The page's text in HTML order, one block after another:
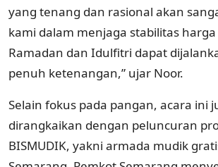
yang tenang dan rasional akan
kami dalam menjaga stabilitas
Ramadan dan Idulfitri dapat
penuh ketenangan,” ujar Noor.
Selain fokus pada pangan, acara ini
dirangkaikan dengan peluncuran
BISMUDIK, yakni armada mudik